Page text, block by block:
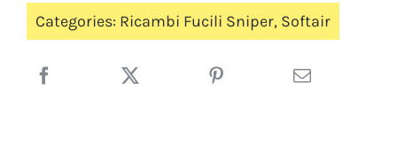
Categories: Ricambi Fucili Sniper, Softair